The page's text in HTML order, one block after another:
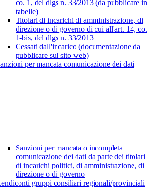
co. 1, del dlgs n. 33/2013 (da pubblicare in
tabelle)
Titolari di incarichi di amministrazione, di
direzione o di governo di cui all'art. 14, co.
1-bis, del dlgs n. 33/2013
Cessati dall'incarico (documentazione da
pubblicare sul sito web)
per mancata comunicazione dei dati
Sanzioni per mancata o incompleta
comunicazione dei dati da parte dei titolari
di incarichi politici, di amministrazione, di
direzione o di governo
gruppi consiliari regionali/provinciali